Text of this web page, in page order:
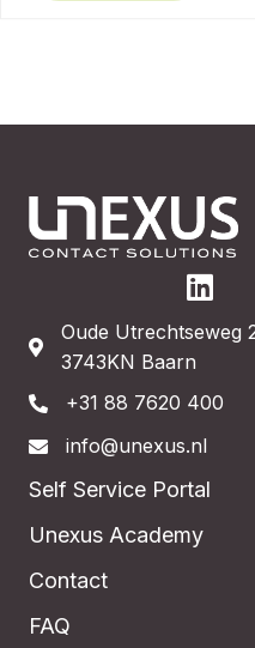
Oude Utrechtseweg
3743KN Baarn
+31 88 7620 400
info@unexus.nl
Self Service Portal
Unexus Academy
Contact
FAQ